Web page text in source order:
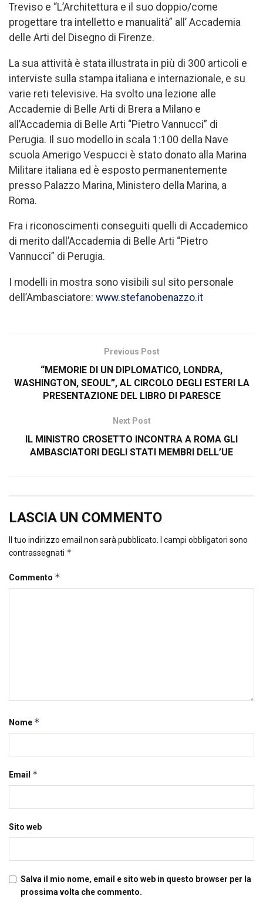
Treviso e “L’Architettura e il suo doppio/come
progettare tra intelletto e manualità” all’ Accademia
delle Arti del Disegno di Firenze.
La sua attività è stata illustrata in più di 300 articoli e
interviste sulla stampa italiana e internazionale, e su
varie reti televisive. Ha svolto una lezione alle
Accademie di Belle Arti di Brera a Milano e
all’Accademia di Belle Arti “Pietro Vannucci” di
Perugia. Il suo modello in scala 1:100 della Nave
scuola Amerigo Vespucci è stato donato alla Marina
Militare italiana ed è esposto permanentemente
presso Palazzo Marina, Ministero della Marina, a
Roma.
Fra i riconoscimenti conseguiti quelli di Accademico
di merito dall’Accademia di Belle Arti “Pietro
Vannucci” di Perugia.
I modelli in mostra sono visibili sul sito personale
dell’Ambasciatore: www.stefanobenazzo.it
Previous Post
“MEMORIE DI UN DIPLOMATICO, LONDRA,
WASHINGTON, SEOUL”, AL CIRCOLO DEGLI ESTERI LA
PRESENTAZIONE DEL LIBRO DI PARESCE
Next Post
IL MINISTRO CROSETTO INCONTRA A ROMA GLI
AMBASCIATORI DEGLI STATI MEMBRI DELL’UE
LASCIA UN COMMENTO
Il tuo indirizzo email non sarà pubblicato.
I campi obbligatori sono
contrassegnati *
Commento *
Nome *
Email *
Sito web
Salva il mio nome, email e sito web in questo browser per la
prossima volta che commento.